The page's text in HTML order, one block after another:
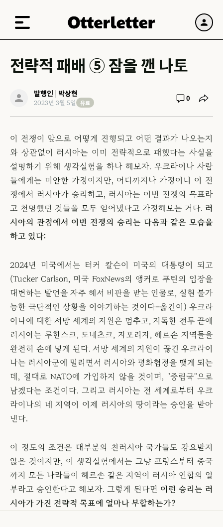
전략적 패배 ⑤ 잠을 깬 나토
발행인 | 박상현
2023년 3월 5일 유료 0
이 전쟁이 앞으로 어떻게 진행되고 어떤 결과가 나오는지
와 상관없이 러시아는 이미 전략적으로 패했다는 사실을
설명하기 위해 생각실험을 하나 해보자. 우크라이나 사람
들에게는 미안한 가정이지만, 어디까지나 가정이니 이 전
쟁에서 러시아가 승리하고, 러시아는 이번 전쟁의 목표라
고 천명했던 것들을 모두 얻어냈다고 가정해보는 거다. 러
시아의 관점에서 이번 전쟁의 승리는 다음과 같은 모습을
하고 있다:
2024년 미국에서는 터커 칼슨이 미국의 대통령이 되고
(Tucker Carlson, 미국 FoxNews의 앵커로 푸틴의 입장을
대변하는 발언을 자주 해서 비판을 받는 인물로, 실현 불가
능한 극단적인 상황을 이야기하는 것이다–옮긴이) 우크라
이나에 대한 서방 세계의 지원은 멈추고, 지독한 전투 끝에
러시아는 루한스크, 도네츠크, 자포리자, 헤르손 지역들을
완전히 손에 넣게 된다. 서방 세계의 지원이 끊긴 우크라이
나는 러시아군에 밀리면서 러시아와 평화협정을 맺게 되는
데, 절대로 NATO에 가입하지 않을 것이며, "중립국"으로
남겠다는 조건이다. 그리고 러시아는 전 세계로부터 우크
라이나의 네 지역이 이제 러시아의 땅이라는 승인을 받아
낸다.
이 정도의 조건은 대부분의 친러시아 국가들도 강요받지
않은 것이지만, 이 생각실험에서는 그냥 프랑스부터 중국
까지 모든 나라들이 헤르손 같은 지역이 러시아 연합의 일
부라고 승인한다고 해보자. 그렇게 된다면 이런 승리는 러
시아가 가진 전략적 목표에 얼마나 부합하는가?